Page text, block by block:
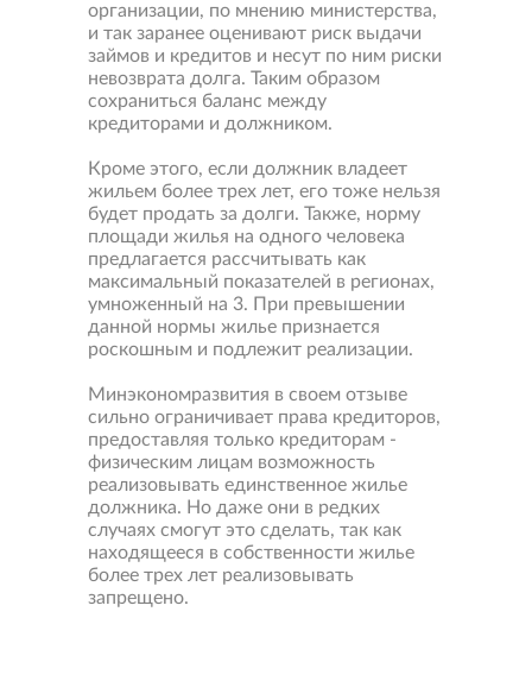
организации, по мнению министерства,
и так заранее оценивают риск выдачи
займов и кредитов и несут по ним риски
невозврата долга. Таким образом
сохраниться баланс между
кредиторами и должником.
Кроме этого, если должник владеет
жильем более трех лет, его тоже нельзя
будет продать за долги. Также, норму
площади жилья на одного человека
предлагается рассчитывать как
максимальный показателей в регионах,
умноженный на 3. При превышении
данной нормы жилье признается
роскошным и подлежит реализации.
Минэкономразвития в своем отзыве
сильно ограничивает права кредиторов,
предоставляя только кредиторам -
физическим лицам возможность
реализовывать единственное жилье
должника. Но даже они в редких
случаях смогут это сделать, так как
находящееся в собственности жилье
более трех лет реализовывать
запрещено.